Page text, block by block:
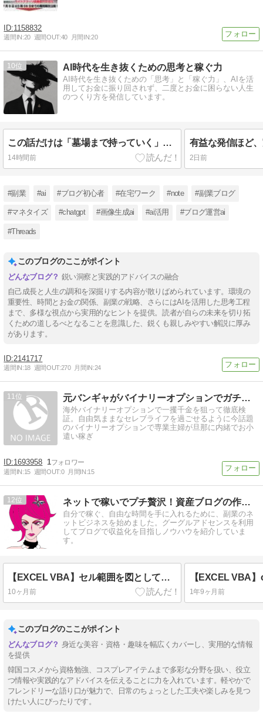
1158832
週間IN:20 週間OUT:40 月間IN:20
10 AI時代を生き抜くための思考と稼ぐ力
AI時代を生き抜くための「思考」と「稼ぐ力」、AIを活
用してお金に振り回されず、二度とお金に困らない人生
のつくり方を発信しています。
この話だけは「墓場まで持っていく」つもりでした。
14時間前 2日前
#副業 #ai #ブログ初心者 #在宅ワーク #note #副業ブログ
#マネタイズ #chatgpt #画像生成ai #ai活用 #ブログ運営ai
#Threads
このブログのここがポイント
鋭い洞察と実践的アドバイスの融合
自己成長と人生の調和を深掘りする内容が散りばめられています。環境の
重要性、時間とお金の関係、副業の戦略、さらにはAIを活用した思考工程
まで、多様な視点から実用的なヒントを提供。読者が自らの未来を切り拓
くための道しるべとなることを意識した、鋭くも親しみやすい解説に厚み
があります。
2141717
週間IN:18 週間OUT:270 月間IN:24
11 元バンギャがバイナリーオプションでガチ検証!!
海外バイナリーオプションで一攫千金を狙って徹底検
証。自由気ままなセレブライフを過ごせるように今話題
のバイナリーオプションで専業主婦が旦那に内緒でお小
遣い稼ぎ
1693958 1
週間IN:15 週間OUT:0 月間IN:15
12 ネットで稼いでプチ贅沢！資産ブログの作成／シゲキタイムズ
自分で稼ぐ、自由な時間を手に入れるために、副業のネ
ットビジネスを始めました。グーグルアドセンスを利用
してブログで収益化を目指しノウハウを紹介していま
す。
【EXCEL VBA】セル範囲を図として貼り付け「CopyPicture」時短テク
10ヶ月前 1年9ヶ月前
このブログのここがポイント
身近な美容・資格・趣味を幅広くカバーし、実用的な情報
を提供
韓国コスメから資格勉強、コスプレアイテムまで多彩な分野を扱い、役立
つ情報や実践的なアドバイスを伝えることに力を入れています。軽やかで
フレンドリーな語り口が魅力で、日常のちょっとした工夫や楽しみを見つ
けたい人にぴったりです。